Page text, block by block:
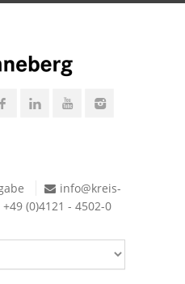
info@kreis-
+49 (0)4121 - 4502-0